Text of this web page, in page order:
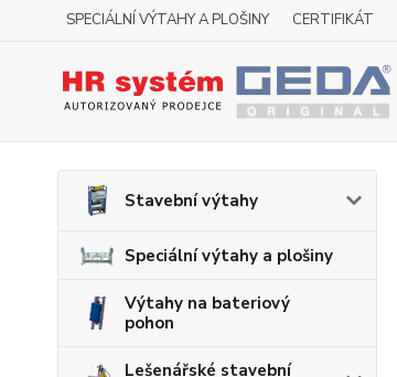
SPECIÁLNÍ VÝTAHY A PLOŠINY CERTIFIKÁT
Stavební výtahy
Speciální výtahy a plošiny
Výtahy na bateriový
pohon
Lešenářské stavební